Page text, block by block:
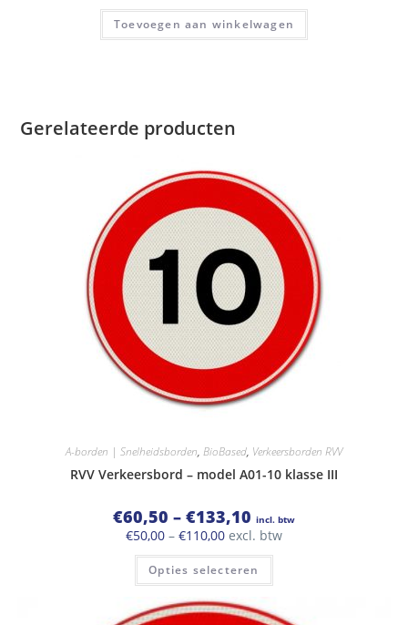
Toevoegen aan winkelwagen
Gerelateerde producten
A-borden | Snelheidsborden, BioBased, Verkeersborden RVV
RVV Verkeersbord – model A01-10 klasse III
€60,50 – €133,10 Prijsklasse:
€60,50
tot
€133,10
incl. btw
€50,00 – €110,00Prijsklasse:
tot
€110,00
excl. btw
Opties selecteren
Dit
heeft
variaties.